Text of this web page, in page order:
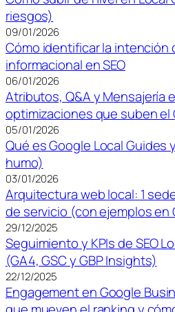
riesgos)
09/01/2026
Cómo identificar la intención
informacional en SEO
06/01/2026
Atributos, Q&A y Mensajería
optimizaciones que suben el
05/01/2026
Qué es Google Local Guides
humo)
03/01/2026
Arquitectura web local: 1
de servicio (con ejemplos en
29/12/2025
Seguimiento y KPIs de SEO
(GA4, GSC y GBP Insights)
22/12/2025
Engagement en Google